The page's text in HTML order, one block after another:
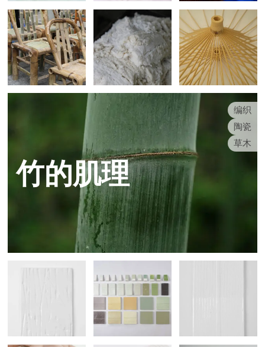
编织
陶瓷
草木
竹的肌理